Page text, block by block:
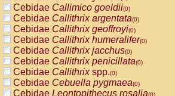
Cebidae Callimico goeldii(0)
Cebidae Callithrix argentata(0)
Cebidae Callithrix geoffroyi(0)
Cebidae Callithrix humeralifer(0)
Cebidae Callithrix jacchus(0)
Cebidae Callithrix penicillata(0)
Cebidae Callithrixspp.(0)
Cebidae Cebuella pygmaea(0)
Cebidae Leontopithecus rosalia(0)